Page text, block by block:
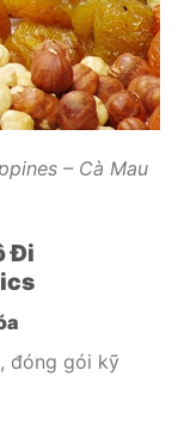
– Cà Mau
Đi
đóng gói kỹ